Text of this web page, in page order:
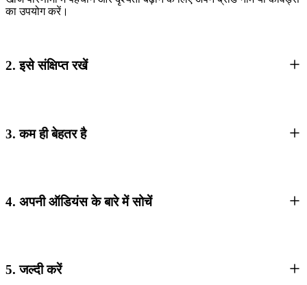
का उपयोग करें।
2. इसे संक्षिप्त रखें
3. कम ही बेहतर है
4. अपनी ऑडियंस के बारे में सोचें
5. जल्दी करें